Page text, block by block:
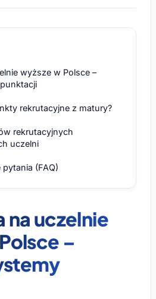
wyższe w Polsce –
rekrutacyjne z matury?
rekrutacyjnych
uczelni
(FAQ)
na uczelnie
–